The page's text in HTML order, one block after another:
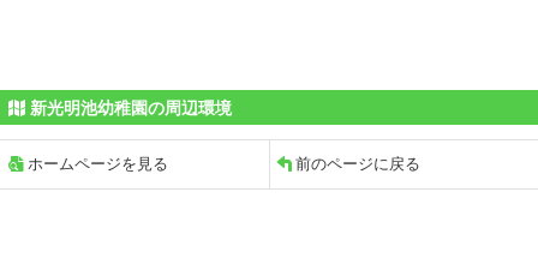
新光明池幼稚園の周辺環境
ホームページを見る 前のページに戻る